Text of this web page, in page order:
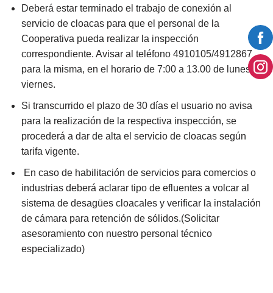
Deberá estar terminado el trabajo de conexión al
servicio de cloacas para que el personal de la
Cooperativa pueda realizar la inspección
correspondiente. Avisar al teléfono 4910105/4912867
para la misma, en el horario de 7:00 a 13.00 de lunes a
viernes.
Si transcurrido el plazo de 30 días el usuario no avisa
para la realización de la respectiva inspección, se
procederá a dar de alta el servicio de cloacas según
tarifa vigente.
En caso de habilitación de servicios para comercios o
industrias deberá aclarar tipo de efluentes a volcar al
sistema de desagües cloacales y verificar la instalación
de cámara para retención de sólidos.(Solicitar
asesoramiento con nuestro personal técnico
especializado)